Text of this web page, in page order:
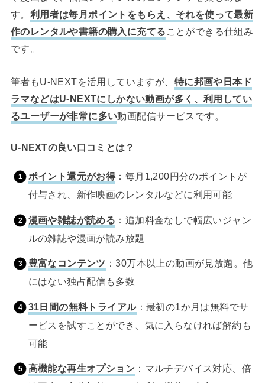
す。 利用者は毎月ポイントをもらえ、それを使って最新
作のレンタルや書籍の購入に充てる ことができる仕組み
です。
筆者もU-NEXTを活用していますが、 特に邦画や日本ド
ラマなどはU-NEXTにしかない動画が多く、利用してい
るユーザーが非常に多い動画配信サービスです。
U-NEXTの良い口コミとは？
ポイント還元がお得：毎月1,200円分のポイントが
付与され、新作映画のレンタルなどに利用可能
漫画や雑誌が読める ：追加料金なしで幅広いジャン
ルの雑誌や漫画が読み放題
豊富なコンテンツ ：30万本以上の動画が見放題。他
にはない独占配信も多数
31日間の無料トライアル：最初の1か月は無料でサ
ービスを試すことができ、気に入らなければ解約も
可能
高機能な再生オプション ：マルチデバイス対応、倍